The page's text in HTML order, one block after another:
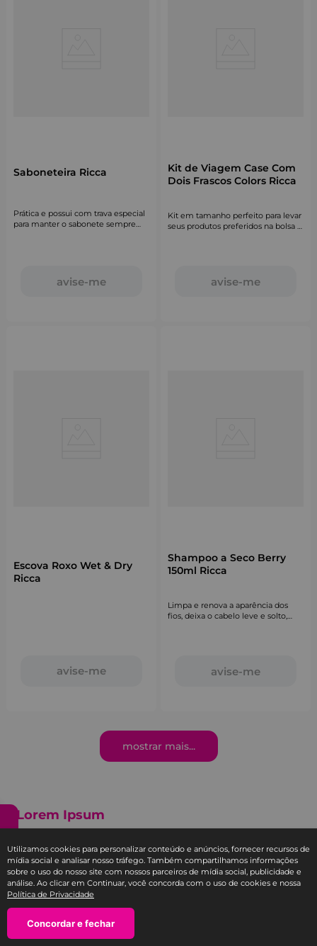
Utilizamos cookies para personalizar conteúdo e anúncios, fornecer recursos de
mídia social e analisar nosso tráfego. Também compartilhamos informações
sobre o uso do nosso site com nossos parceiros de mídia social, publicidade e
análise. Ao clicar em Continuar, você concorda com o uso de cookies e nossa
Política de Privacidade
Concordar e fechar
Filtrar
Saboneteira Ricca
Prática e possui com trava especial
para manter o sabonete sempre
avise-me
Kit de Viagem Case Com
Dois Frascos Colors Ricca
Kit em tamanho perfeito para levar
seus produtos preferidos na bolsa e
avise-me
Escova Roxo Wet & Dry
Ricca
avise-me
Shampoo a Seco Berry
150ml Ricca
Limpa e renova a aparência dos
fios, deixa o cabelo leve e solto,
avise-me
mostrar mais
Lorem Ipsum
Lorem ipsum dolor sit amet consectetur adipisicing elit.
Maxime mollitia, molestiae quas vel sint commodi
repudiandae consequuntur voluptatum laborum
numquam blanditiis harum quisquam eius sed odit
fugiat iusto fuga praesentium optio, eaque rerum!
Provident similique accusantium nemo autem.